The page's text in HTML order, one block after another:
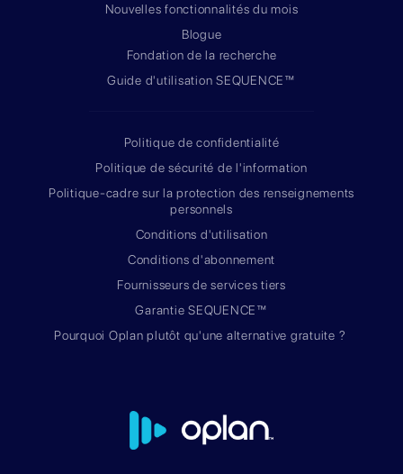
Nouvelles fonctionnalités du mois
Blogue
Fondation de la recherche
Guide d'utilisation SEQUENCE™
Politique de confidentialité
Politique de sécurité de l'information
Politique-cadre sur la protection des renseignements
personnels
Conditions d'utilisation
Conditions d'abonnement
Fournisseurs de services tiers
Garantie SEQUENCE™
Pourquoi Oplan plutôt qu'une alternative gratuite ?